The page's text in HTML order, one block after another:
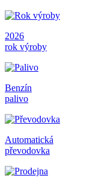
2026
rok výroby
Benzín
palivo
Automatická
převodovka